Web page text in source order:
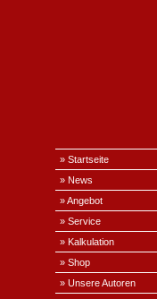
» Startseite
» News
» Angebot
» Service
» Kalkulation
» Shop
» Unsere Autoren